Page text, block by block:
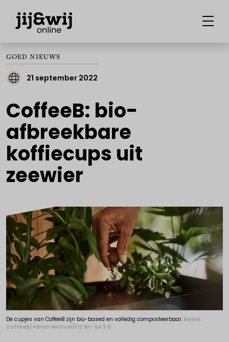
GOED NIEUWS
21 september 2022
CoffeeB: bio-
afbreekbare
koffiecups uit
zeewier
De cupjes van CoffeeB zijn bio-based en volledig composteerbaar. Beeld:
CoffeeB/Adrian Michael/CC BY-SA 3.0.